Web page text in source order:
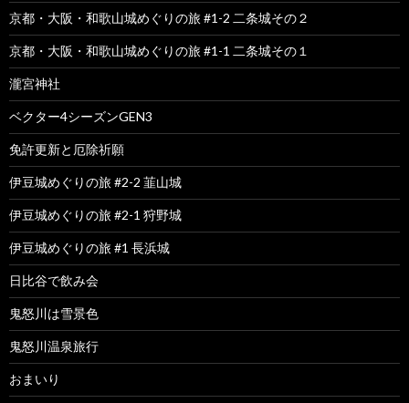
京都・大阪・和歌山城めぐりの旅 #1-2 二条城その２
京都・大阪・和歌山城めぐりの旅 #1-1 二条城その１
瀧宮神社
ベクター4シーズンGEN3
免許更新と厄除祈願
伊豆城めぐりの旅 #2-2 韮山城
伊豆城めぐりの旅 #2-1 狩野城
伊豆城めぐりの旅 #1 長浜城
日比谷で飲み会
鬼怒川は雪景色
鬼怒川温泉旅行
おまいり